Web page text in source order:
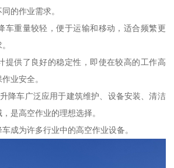
的作业需求。
车重量较轻，便于运输和移动，适合频繁更
提供了良好的稳定性，即使在较高的工作高
业安全。
降车广泛应用于建筑维护、设备安装、清洁
是高空作业的理想选择。
成为许多行业中的高空作业设备。